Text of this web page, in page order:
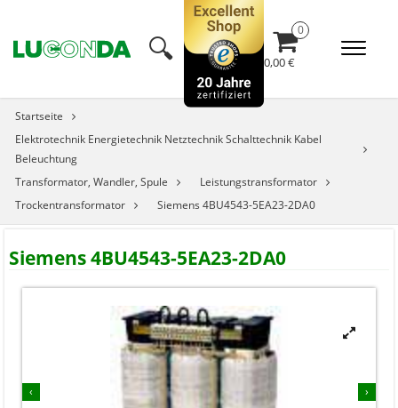
🔍︎ 0,00 €
Startseite
Elektrotechnik Energietechnik Netztechnik Schalttechnik Kabel
Beleuchtung
Transformator, Wandler, Spule
Leistungstransformator
Trockentransformator
Siemens 4BU4543-5EA23-2DA0
Siemens 4BU4543-5EA23-2DA0
‹ ›

